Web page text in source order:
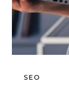
SEO